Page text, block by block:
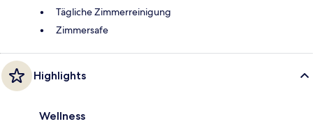
Tägliche Zimmerreinigung
Zimmersafe
Highlights
Wellness